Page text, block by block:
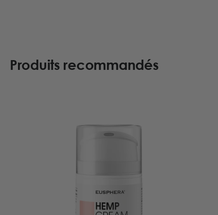
Produits recommandés